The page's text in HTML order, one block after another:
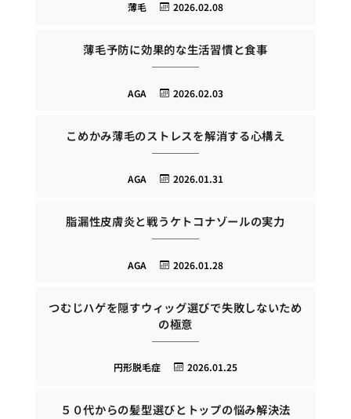
2026.02.08
薄毛
薄毛予防に効果的な生活習慣と食事
2026.02.03
AGA
こめかみ薄毛のストレスを解消する心構え
2026.01.31
AGA
脂漏性皮膚炎と戦うケトコナゾールの実力
2026.01.28
AGA
つむじハゲを隠すウィッグ選びで失敗しないため
の極意
2026.01.25
円形脱毛症
５０代からの髪型選びとトップの悩み解決法